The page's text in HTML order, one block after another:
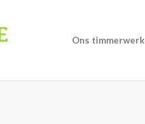
Ons timmerwerk